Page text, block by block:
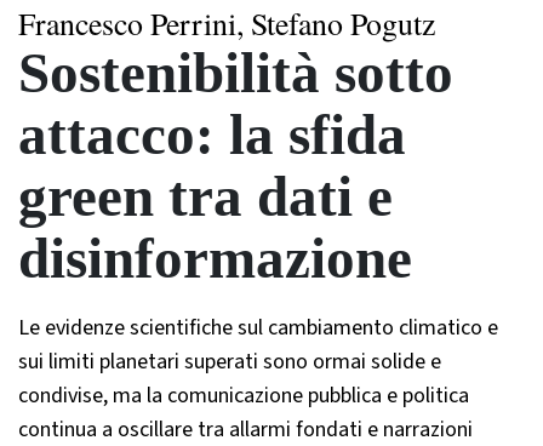
Francesco Perrini, Stefano Pogutz
Sostenibilità sotto
attacco: la sfida
green tra dati e
disinformazione
Le evidenze scientifiche sul cambiamento climatico e
sui limiti planetari superati sono ormai solide e
condivise, ma la comunicazione pubblica e politica
continua a oscillare tra allarmi fondati e narrazioni